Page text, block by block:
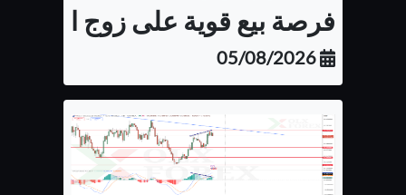
فرصة بيع قوية على زوج اليورو
05/08/2026